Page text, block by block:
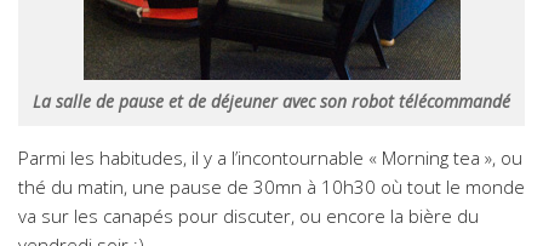
La salle de pause et de déjeuner avec son robot télécommandé
Parmi les habitudes, il y a l’incontournable « Morning tea », ou
thé du matin, une pause de 30mn à 10h30 où tout le monde
va sur les canapés pour discuter, ou encore la bière du